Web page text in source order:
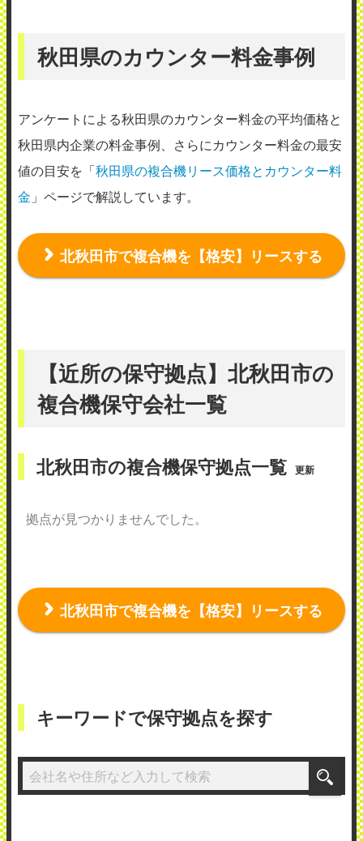
秋田県のカウンター料金事例
アンケートによる秋田県のカウンター料金の平均価格と
秋田県内企業の料金事例、さらにカウンター料金の最安
値の目安を「秋田県の複合機リース価格とカウンター料
金 」ページで解説しています。
北秋田市で複合機を【格安】リースする
【近所の保守拠点】北秋田市の
複合機保守会社一覧
北秋田市の複合機保守拠点一覧 更新
拠点が見つかりませんでした。
北秋田市で複合機を【格安】リースする
キーワードで保守拠点を探す